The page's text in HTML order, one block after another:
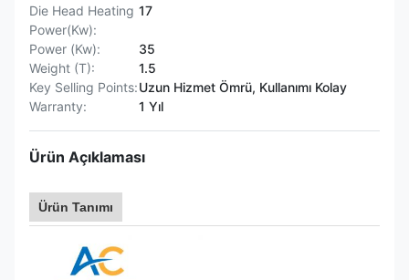
Die Head Heating
Power(Kw):
17
Power (Kw):
35
Weight (T):
1.5
Key Selling Points:Uzun Hizmet Ömrü, Kullanımı Kolay
Warranty:
1 Yıl
Ürün Açıklaması
Ürün Tanımı